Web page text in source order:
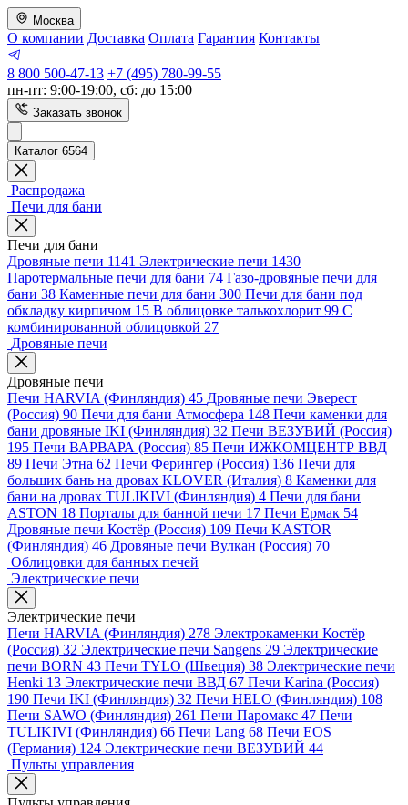
Москва
О компании Доставка Оплата Гарантия Контакты
8 800 500-47-13 +7 (495) 780-99-55
пн-пт: 9:00-19:00, сб: до 15:00
Заказать звонок
Каталог 6564
Распродажа
Печи для бани
Печи для бани
Дровяные печи 1141 Электрические печи 1430
Паротермальные печи для бани 74 Газо-дровяные печи для
бани 38 Каменные печи для бани 300 Печи для бани под
обкладку кирпичом 15 В облицовке талькохлорит 99 С
комбинированной облицовкой 27
Дровяные печи
Дровяные печи
Печи HARVIA (Финляндия) 45 Дровяные печи Эверест
(Россия) 90 Печи для бани Атмосфера 148 Печи каменки для
бани дровяные IKI (Финляндия) 32 Печи ВЕЗУВИЙ (Россия)
195 Печи ВАРВАРА (Россия) 85 Печи ИЖКОМЦЕНТР ВВД
89 Печи Этна 62 Печи Ферингер (Россия) 136 Печи для
больших бань на дровах KLOVER (Италия) 8 Каменки для
бани на дровах TULIKIVI (Финляндия) 4 Печи для бани
ASTON 18 Порталы для банной печи 17 Печи Ермак 54
Дровяные печи Костёр (Россия) 109 Печи KASTOR
(Финляндия) 46 Дровяные печи Вулкан (Россия) 70
Облицовки для банных печей
Электрические печи
Электрические печи
Печи HARVIA (Финляндия) 278 Электрокаменки Костёр
(Россия) 32 Электрические печи Sangens 29 Электрические
печи BORN 43 Печи TYLO (Швеция) 38 Электрические печи
Henki 13 Электрические печи ВВД 67 Печи Karina (Россия)
190 Печи IKI (Финляндия) 32 Печи HELO (Финляндия) 108
Печи SAWO (Финляндия) 261 Печи Паромакс 47 Печи
TULIKIVI (Финляндия) 66 Печи Lang 68 Печи EOS
(Германия) 124 Электрические печи ВЕЗУВИЙ 44
Пульты управления